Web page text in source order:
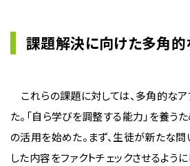
課題解決に向けた多角的
これらの課題に対しては、多角的な
た。「自ら学びを調整する能力」を養う
の活用を始めた。まず、生徒が新たな
した内容をファクトチェックさせるよう